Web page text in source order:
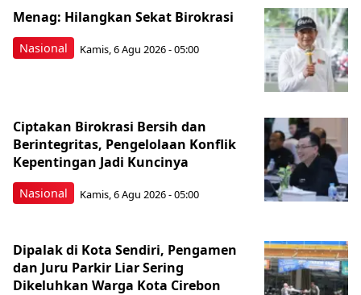
Nasional
Menag: Hilangkan Sekat Birokrasi
Kamis, 6 Agu 2026 - 05:00
Nasional
Ciptakan Birokrasi Bersih dan
Berintegritas, Pengelolaan Konflik
Kepentingan Jadi Kuncinya
Kamis, 6 Agu 2026 - 05:00
Dipalak di Kota Sendiri, Pengamen
dan Juru Parkir Liar Sering
Dikeluhkan Warga Kota Cirebon